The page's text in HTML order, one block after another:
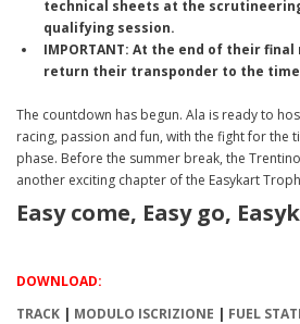
technical sheets at the
qualifying session.
IMPORTANT: At the end of their
return their transponder to the
The countdown has begun. Ala is ready to
racing, passion and fun, with the fight for the
phase. Before the summer break, the
another exciting chapter of the Easykart
Easy come, Easy go,
DOWNLOAD:
TRACK | MODULO ISCRIZIONE | FUEL